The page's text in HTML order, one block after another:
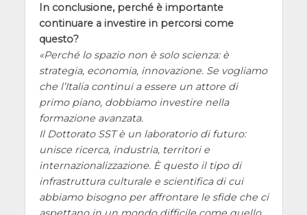
In conclusione, perché è importante
continuare a investire in percorsi come
questo?
Perché lo spazio non è solo scienza: è
strategia, economia, innovazione. Se vogliamo
che l’Italia continui a essere un attore di
primo piano, dobbiamo investire nella
formazione avanzata.
Il Dottorato SST è un laboratorio di futuro:
unisce ricerca, industria, territori e
internazionalizzazione. È questo il tipo di
infrastruttura culturale e scientifica di cui
abbiamo bisogno per affrontare le sfide che ci